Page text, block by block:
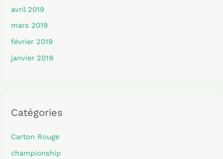
avril 2019
mars 2019
février 2019
janvier 2019
Catégories
Carton Rouge
championship